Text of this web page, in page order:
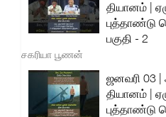
தியானம் |
புத்தாண்டு
பகுதி - 2
சகரியா பூணன்
ஜனவரி 03
தியானம் |
புத்தாண்டு